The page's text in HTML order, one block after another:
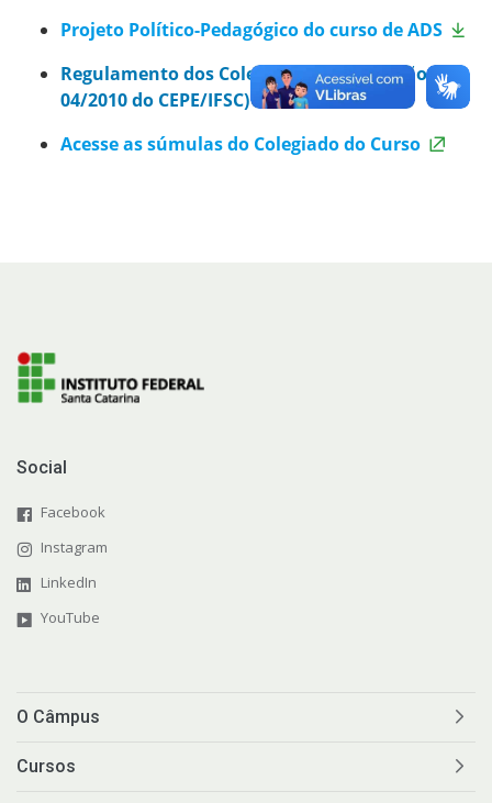
Projeto Político-Pedagógico do curso de ADS
Regulamento dos Colegiados (Deliberação
04/2010 do CEPE/IFSC)
Acesse as súmulas do Colegiado do Curso
Social
Facebook
Instagram
LinkedIn
YouTube
O Câmpus
Cursos